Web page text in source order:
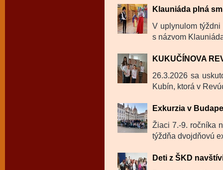
Klauniáda plná
V uplynulom
s názvom
KUKUČÍNOVA
26.3.2026 sa
Kubín, ktorá v
Exkurzia v
Žiaci 7.-9. ročníka
týždňa dvojdňovú
Deti z ŠKD